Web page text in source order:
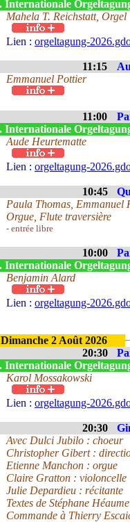
Internationale
Mahela T. Reichstatt, Orgel
Lien : orgeltagung-
11:15
Emmanuel Pottier
11:00
Internationale
Aude Heurtematte
Lien : orgeltagung-
10:45
Paula Thomas, Emmanuel
Orgue, Flute traversière
- entrée libre
10:00
Internationale
Benjamin Alard
Lien : orgeltagung-
Dimanche 2 Août 2026
20:30
Internationale
Karol Mossakowski
Lien : orgeltagung-
20:30
Avec Dulci Jubilo : choeur
Christopher Gibert :
Etienne Manchon : orgue
Claire Gratton : violoncelle
Julie Depardieu : récitante
Textes de Stéphane Héaume
Commande à Thierry